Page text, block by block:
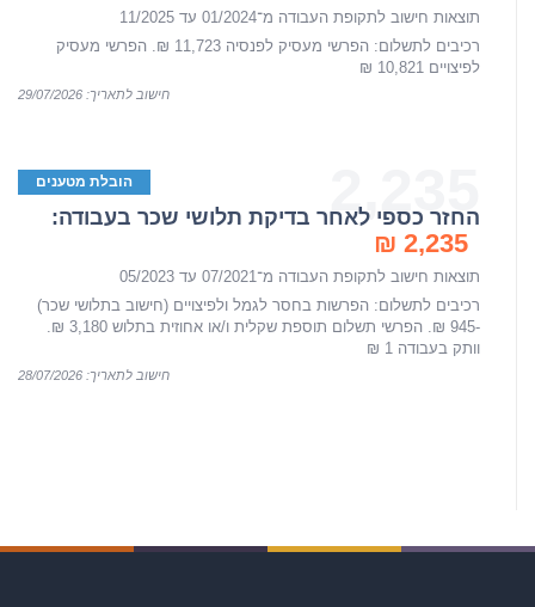
תוצאות חישוב לתקופת העבודה מ־01/2024 עד 11/2025
רכיבים לתשלום: הפרשי מעסיק לפנסיה 11,723 ₪. הפרשי מעסיק
לפיצויים 10,821 ₪
חישוב לתאריך: 29/07/2026
2,235 הובלת מטענים
החזר כספי לאחר בדיקת תלושי שכר בעבודה:
2,235 ₪
תוצאות חישוב לתקופת העבודה מ־07/2021 עד 05/2023
רכיבים לתשלום: הפרשות בחסר לגמל ולפיצויים (חישוב בתלושי שכר)
-945 ₪. הפרשי תשלום תוספת שקלית ו/או אחוזית בתלוש 3,180 ₪.
וותק בעבודה 1 ₪
חישוב לתאריך: 28/07/2026